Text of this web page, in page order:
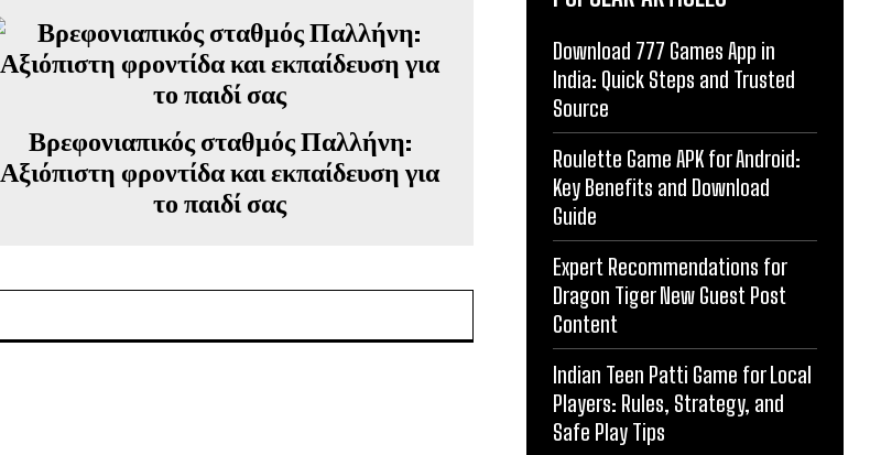
Βρεφονιαπικός σταθμός Παλλήνη:
Αξιόπιστη φροντίδα και εκπαίδευση για
το παιδί σας
Download 777 Games App in
India: Quick Steps and Trusted
Source
Roulette Game APK for Android:
Key Benefits and Download
Guide
Expert Recommendations for
Dragon Tiger New Guest Post
Content
Indian Teen Patti Game for Local
Players: Rules, Strategy, and
Safe Play Tips